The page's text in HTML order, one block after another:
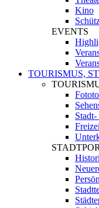
Kino
EVENTS
TOURISMUS,